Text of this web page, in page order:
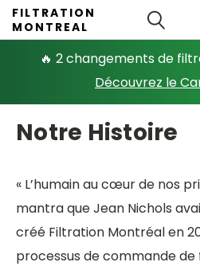
🔥 2 changements de
Découvrez le
FILTRATION
MONTREAL
Notre Histoire
« L’humain au cœur de nos
mantra que Jean Nichols
créé Filtration Montréal en
processus de commande